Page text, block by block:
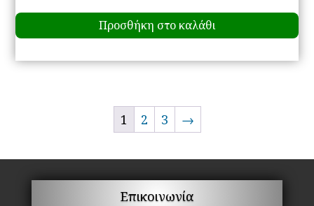
Προσθήκη στο καλάθι
1 2 3 →
Επικοινωνία